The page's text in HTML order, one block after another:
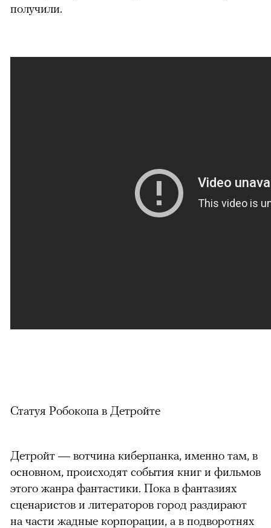
получили.
Статуя Робокопа в Детройте
Детройт — вотчина киберпанка, именно там, в
основном, происходят события книг и фильмов
этого жанра фантастики. Пока в фантазиях
сценаристов и литераторов город раздирают
на части жадные корпорации, а в подворотнях